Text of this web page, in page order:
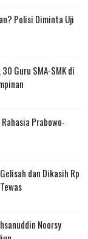
Polisi Diminta Uji
Guru SMA-SMK di
Prabowo-
dan Dikasih Rp
Noorsy